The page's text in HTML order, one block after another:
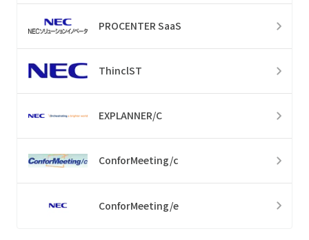
PROCENTER SaaS
ThinclST
EXPLANNER/C
ConforMeeting/c
ConforMeeting/e